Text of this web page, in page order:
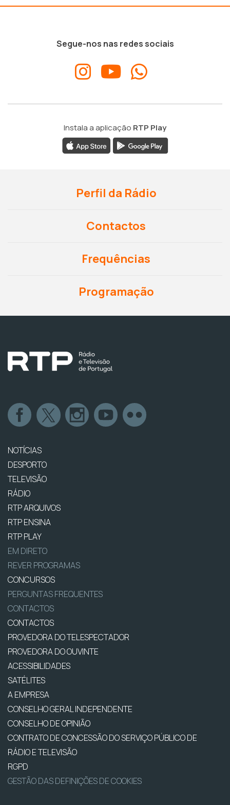
Segue-nos nas redes sociais
Instala a aplicação RTP Play
Perfil da Rádio
Contactos
Frequências
Programação
NOTÍCIAS
DESPORTO
TELEVISÃO
RÁDIO
RTP ARQUIVOS
RTP ENSINA
RTP PLAY
EM DIRETO
REVER PROGRAMAS
CONCURSOS
PERGUNTAS FREQUENTES
CONTACTOS
CONTACTOS
PROVEDORA DO TELESPECTADOR
PROVEDORA DO OUVINTE
ACESSIBILIDADES
SATÉLITES
A EMPRESA
CONSELHO GERAL INDEPENDENTE
CONSELHO DE OPINIÃO
CONTRATO DE CONCESSÃO DO SERVIÇO PÚBLICO DE
RÁDIO E TELEVISÃO
RGPD
GESTÃO DAS DEFINIÇÕES DE COOKIES